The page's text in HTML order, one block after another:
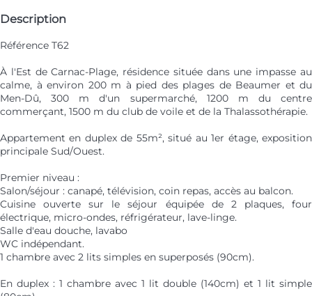
Description
Référence T62
À l'Est de Carnac-Plage, résidence située dans une impasse au
calme, à environ 200 m à pied des plages de Beaumer et du
Men-Dû, 300 m d'un supermarché, 1200 m du centre
commerçant, 1500 m du club de voile et de la Thalassothérapie.
Appartement en duplex de 55m², situé au 1er étage, exposition
principale Sud/Ouest.
Premier niveau :
Salon/séjour : canapé, télévision, coin repas, accès au balcon.
Cuisine ouverte sur le séjour équipée de 2 plaques, four
électrique, micro-ondes, réfrigérateur, lave-linge.
Salle d'eau douche, lavabo
WC indépendant.
1 chambre avec 2 lits simples en superposés (90cm).
En duplex : 1 chambre avec 1 lit double (140cm) et 1 lit simple